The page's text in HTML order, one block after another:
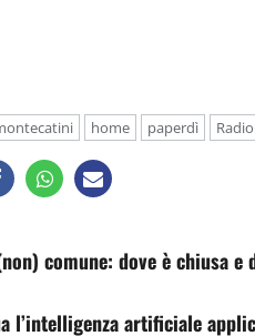
home paperdì
comune: dove è chiusa e
l’intelligenza artificiale